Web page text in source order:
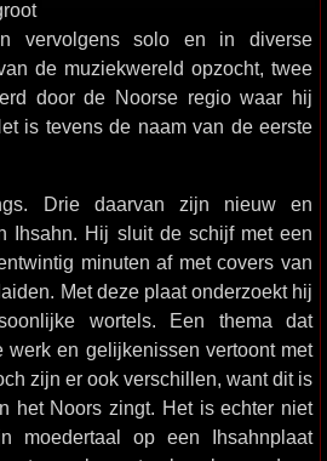
vervolgens solo en in diverse
de muziekwereld opzocht, twee
door de Noorse regio waar hij
is tevens de naam van de eerste
Drie daarvan zijn nieuw en
Ihsahn. Hij sluit de schijf met een
minuten af met covers van
Met deze plaat onderzoekt hij
wortels. Een thema dat
en gelijkenissen vertoont met
zijn er ook verschillen, want dit is
het Noors zingt. Het is echter niet
moedertaal op een Ihsahnplaat